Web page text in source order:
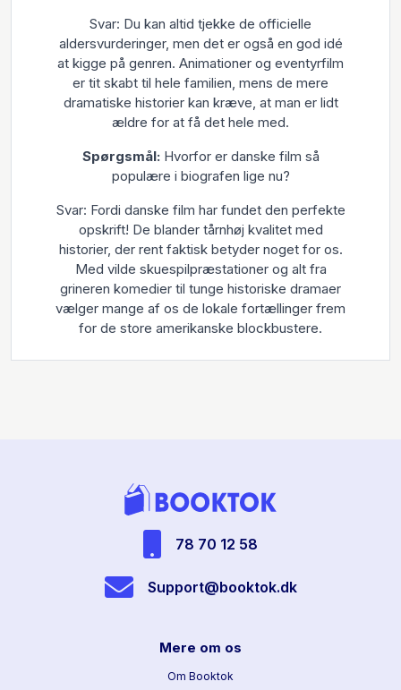
Svar: Du kan altid tjekke de officielle
aldersvurderinger, men det er også en god idé
at kigge på genren. Animationer og eventyrfilm
er tit skabt til hele familien, mens de mere
dramatiske historier kan kræve, at man er lidt
ældre for at få det hele med.
Spørgsmål: Hvorfor er danske film så
populære i biografen lige nu?
Svar: Fordi danske film har fundet den perfekte
opskrift! De blander tårnhøj kvalitet med
historier, der rent faktisk betyder noget for os.
Med vilde skuespilpræstationer og alt fra
grineren komedier til tunge historiske dramaer
vælger mange af os de lokale fortællinger frem
for de store amerikanske blockbustere.
78 70 12 58
Support@booktok.dk
Mere om os
Om Booktok